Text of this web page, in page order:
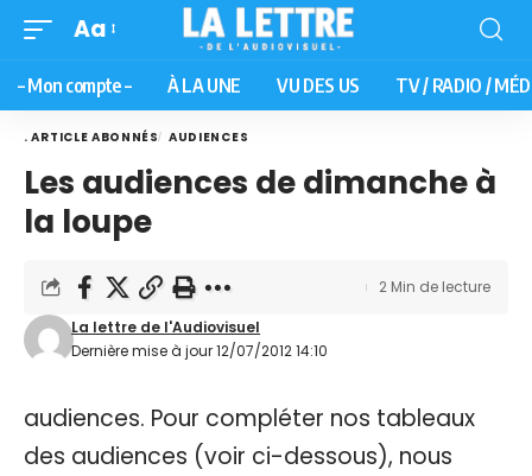
Aa
– Mon compte – À LA UNE VU DES US TV / RADIO /
. ARTICLE ABONNÉS AUDIENCES
Les audiences de dimanche à
la loupe
Dernière mise à jour 12/07/2012 14:10
La lettre de l'Audiovisuel
2 Min de lecture
audiences. Pour compléter nos tableaux
des audiences (voir ci-dessous), nous